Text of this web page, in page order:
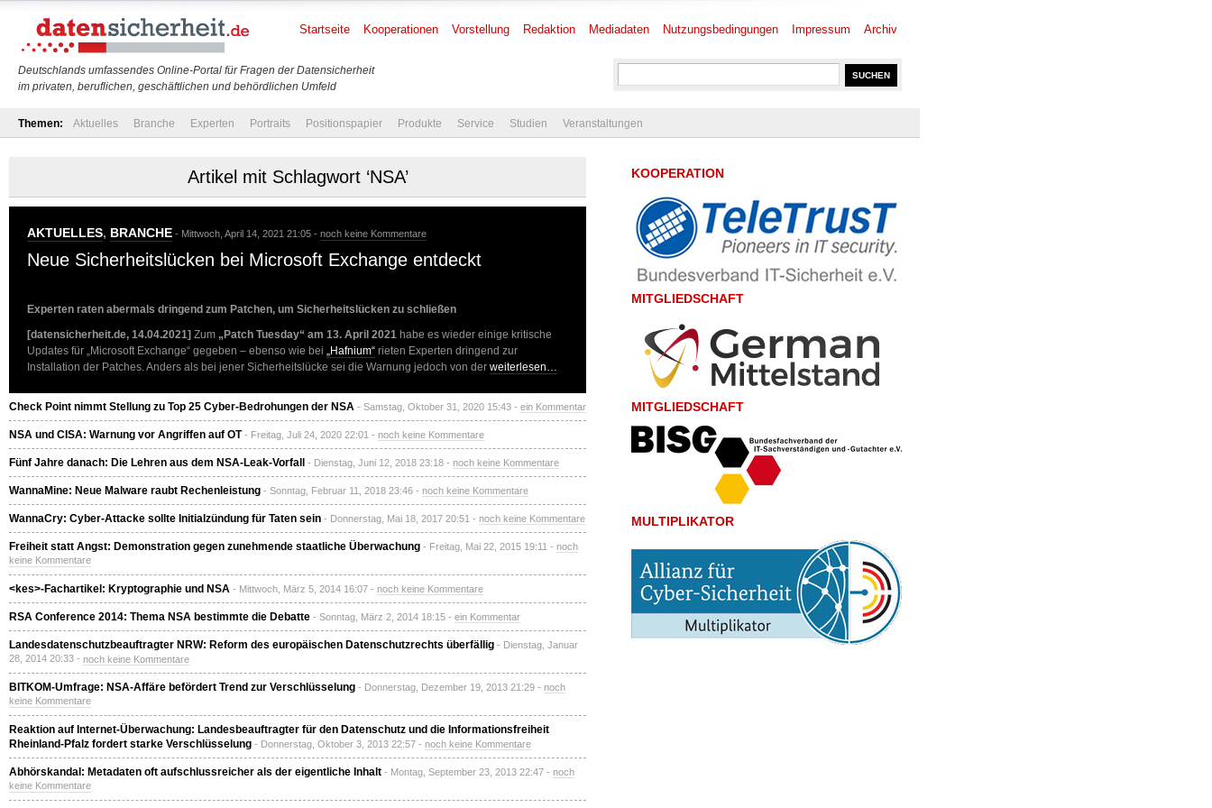
Deutschlands umfassendes Online-Portal für Fragen der Datensicherheit
im privaten, beruflichen, geschäftlichen und behördlichen Umfeld
Startseite Kooperationen Vorstellung Redaktion Mediadaten Nutzungsbedingungen Impressum Archiv
Themen: Aktuelles Branche Experten Portraits Positionspapier Produkte Service Studien Veranstaltungen
Artikel mit Schlagwort ‘NSA’
AKTUELLES, BRANCHE - Mittwoch, April 14, 2021 21:05 - noch keine Kommentare
Neue Sicherheitslücken bei Microsoft Exchange entdeckt
Experten raten abermals dringend zum Patchen, um Sicherheitslücken zu schließen
[datensicherheit.de, 14.04.2021] Zum „Patch Tuesday“ am 13. April 2021 habe es wieder einige kritische
Updates für „Microsoft Exchange“ gegeben – ebenso wie bei „Hafnium“ rieten Experten dringend zur
Installation der Patches. Anders als bei jener Sicherheitslücke sei die Warnung jedoch von der weiterlesen…
Check Point nimmt Stellung zu Top 25 Cyber-Bedrohungen der NSA - Samstag, Oktober 31, 2020 15:43 - ein Kommentar
NSA und CISA: Warnung vor Angriffen auf OT - Freitag, Juli 24, 2020 22:01 - noch keine Kommentare
Fünf Jahre danach: Die Lehren aus dem NSA-Leak-Vorfall - Dienstag, Juni 12, 2018 23:18 - noch keine Kommentare
WannaMine: Neue Malware raubt Rechenleistung - Sonntag, Februar 11, 2018 23:46 - noch keine Kommentare
WannaCry: Cyber-Attacke sollte Initialzündung für Taten sein - Donnerstag, Mai 18, 2017 20:51 - noch keine Kommentare
Freiheit statt Angst: Demonstration gegen zunehmende staatliche Überwachung - Freitag, Mai 22, 2015 19:11 - noch
keine Kommentare
<kes>-Fachartikel: Kryptographie und NSA - Mittwoch, März 5, 2014 16:07 - noch keine Kommentare
RSA Conference 2014: Thema NSA bestimmte die Debatte - Sonntag, März 2, 2014 18:15 - ein Kommentar
Landesdatenschutzbeauftragter NRW: Reform des europäischen Datenschutzrechts überfällig - Dienstag, Januar
28, 2014 20:33 - noch keine Kommentare
BITKOM-Umfrage: NSA-Affäre befördert Trend zur Verschlüsselung - Donnerstag, Dezember 19, 2013 21:29 - noch
keine Kommentare
Reaktion auf Internet-Überwachung: Landesbeauftragter für den Datenschutz und die Informationsfreiheit
Rheinland-Pfalz fordert starke Verschlüsselung - Donnerstag, Oktober 3, 2013 22:57 - noch keine Kommentare
Abhörskandal: Metadaten oft aufschlussreicher als der eigentliche Inhalt - Montag, September 23, 2013 22:47 - noch
keine Kommentare
KOOPERATION
MITGLIEDSCHAFT
MITGLIEDSCHAFT
MULTIPLIKATOR